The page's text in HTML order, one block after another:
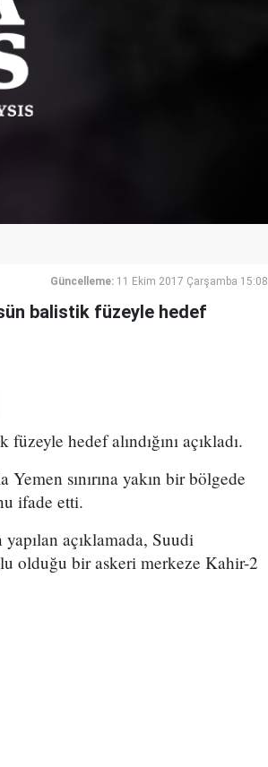
Güncelleme: 11 Ekim 2017 Çarşamba 15:08
balistik füzeyle hedef
hedef alındığını açıkladı.
sınırına yakın bir bölgede
ifade etti.
açıklamada, Suudi
olduğu bir askeri merkeze Kahir-2